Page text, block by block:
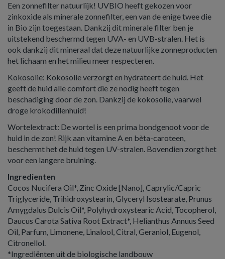
Een zonnefilter natuurlijk! UVBIO heeft gekozen voor
zinkoxide als minerale zonnefilter, een van de enige twee die
in Bio zijn toegestaan. Dankzij dit minerale filter ben je
uitstekend beschermd tegen UVA- en UVB-stralen. Het is
ook dankzij dit mineraal dat deze natuurlijke zonneproducten
het lichaam en het milieu meer respecteren.
Kokosolie: Kokosolie verzorgt en hydrateert de huid. Het
geeft de huid alle comfort die ze nodig heeft tegen
beschadiging door de zon. Dankzij de kokosolie, vaarwel
droge krokodillenhuid!
Wortelextract: De wortel is een prima bondgenoot voor de
huid in de zon! Rijk aan vitamine A en bèta-caroteen,
beschermt het de huid tegen UV-stralen. Bovendien zorgt het
voor een langere bruining.
Ingredienten
Cocos Nucifera Oil*, Zinc Oxide [Nano], Caprylic/Capric
Triglyceride, Trihidroxystearin, Glyceryl Isostearate, Prunus
Amygdalus Dulcis Oil*, Polyhydroxystearic Acid, Tocopherol,
Daucus Carota Sativa Root Extract*, Helianthus Annuus Seed
Oil, Parfum, Limonene, Linalool, Citral, Geraniol, Eugenol,
Citronellol.
*Ingrediënten uit de biologische landbouw